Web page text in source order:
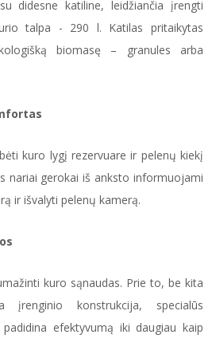
didesne katiline, leidžiančia įrengti
talpa - 290 l. Katilas pritaikytas
biomasę – granules arba
kuro lygį rezervuare ir pelenų kiekį
nariai gerokai iš anksto informuojami
ir išvalyti pelenų kamerą.
kuro sąnaudas. Prie to, be kita
įrenginio konstrukcija, specialūs
efektyvumą iki daugiau kaip